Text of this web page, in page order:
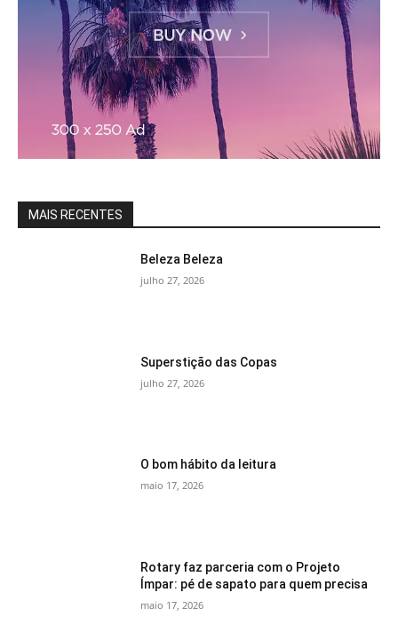
MAIS RECENTES
Beleza Beleza
julho 27, 2026
Superstição das Copas
julho 27, 2026
O bom hábito da leitura
maio 17, 2026
Rotary faz parceria com o Projeto
Ímpar: pé de sapato para quem precisa
maio 17, 2026